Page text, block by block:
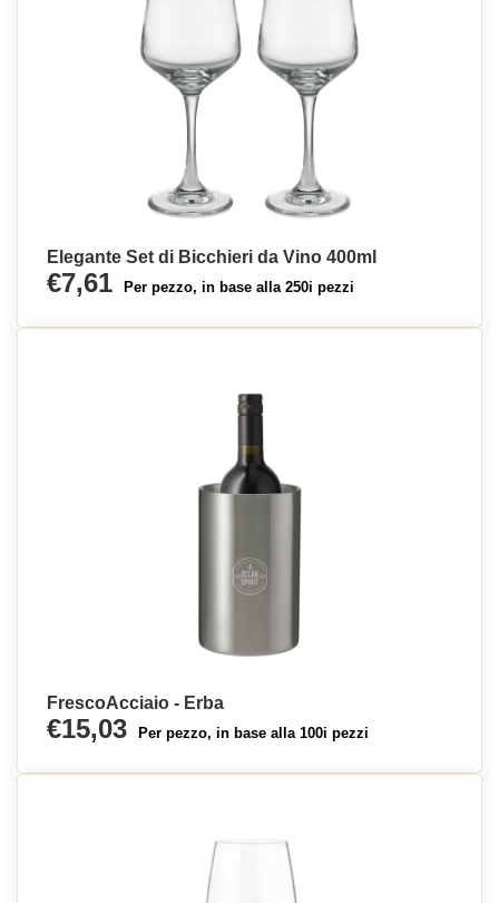
Elegante Set di Bicchieri da Vino 400ml
€7,61 Per pezzo, in base alla 250i pezzi
FrescoAcciaio - Erba
€15,03 Per pezzo, in base alla 100i pezzi